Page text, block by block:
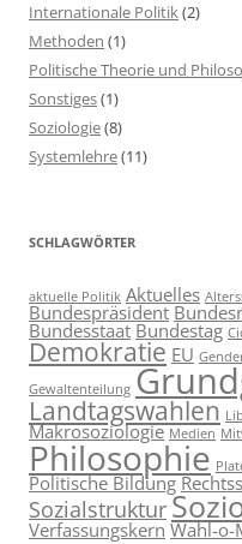
Internationale Politik(2)
Methoden (1)
Politische Theorie und
Sonstiges(1)
Soziologie(8)
Systemlehre(11)
SCHLAGWÖRTER
aktuelle Politik Aktuelles
Bundespräsident
Bundesstaat Bundestag
Demokratie EU
Gewaltenteilung
Landtagswahlen
Makrosoziologie Medien
Philosophie
Politische Bildung
Sozialstruktur
Verfassungskern Wahl-o-